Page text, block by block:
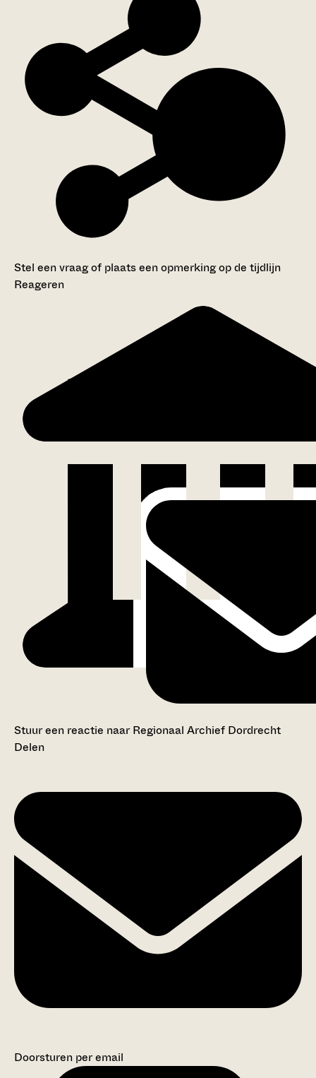
Stel een vraag of plaats een opmerking op de tijdlijn
Reageren
Stuur een reactie naar Regionaal Archief Dordrecht
Delen
Doorsturen per email